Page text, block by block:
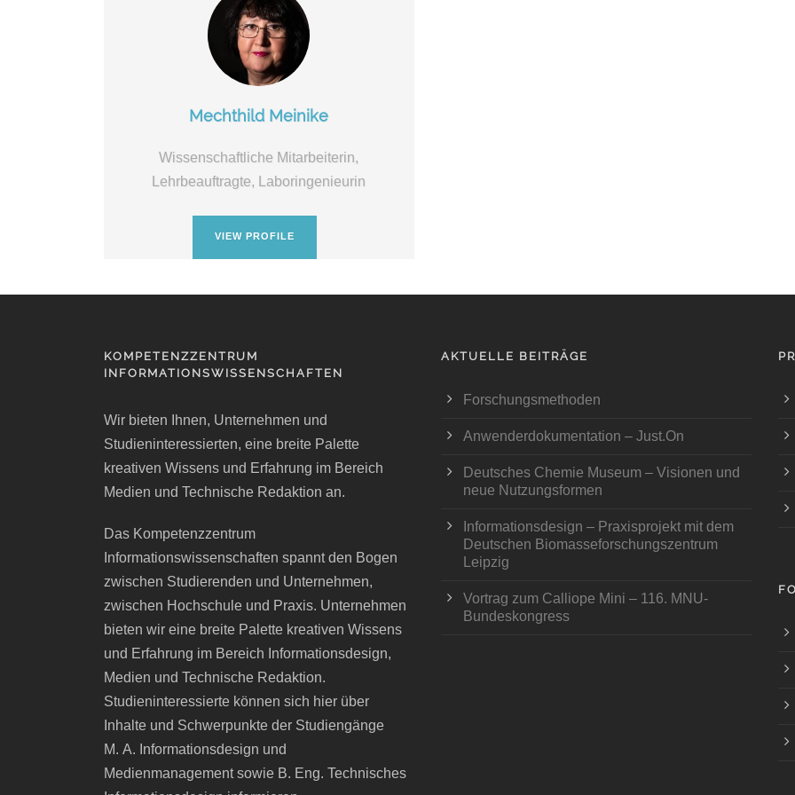
Mechthild Meinike
Wissenschaftliche Mitarbeiterin,
Lehrbeauftragte, Laboringenieurin
VIEW PROFILE
KOMPETENZZENTRUM
INFORMATIONSWISSENSCHAFTEN
Wir bieten Ihnen, Unternehmen und
Studieninteressierten, eine breite Palette
kreativen Wissens und Erfahrung im Bereich
Medien und Technische Redaktion an.
Das Kompetenzzentrum
Informationswissenschaften spannt den Bogen
zwischen Studierenden und Unternehmen,
zwischen Hochschule und Praxis. Unternehmen
bieten wir eine breite Palette kreativen Wissens
und Erfahrung im Bereich Informationsdesign,
Medien und Technische Redaktion.
Studieninteressierte können sich hier über
Inhalte und Schwerpunkte der Studiengänge
M. A. Informationsdesign und
Medienmanagement sowie B. Eng. Technisches
AKTUELLE BEITRÄGE
Forschungsmethoden
Anwenderdokumentation – Just.On
Deutsches Chemie Museum – Visionen und
neue Nutzungsformen
Informationsdesign – Praxisprojekt mit dem
Deutschen Biomasseforschungszentrum
Leipzig
Vortrag zum Calliope Mini – 116. MNU-
Bundeskongress